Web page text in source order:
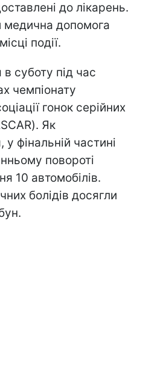
до лікарень.
допомога
події.
в суботу під час
чемпіонату
гонок серійних
Як
фінальній частині
повороті
10 автомобілів.
болідів досягли